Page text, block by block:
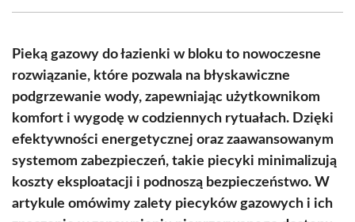
(Twitter)
Pieką gazowy do łazienki w bloku to nowoczesne
rozwiązanie, które pozwala na błyskawiczne
podgrzewanie wody, zapewniając użytkownikom
komfort i wygodę w codziennych rytuałach. Dzięki
efektywności energetycznej oraz zaawansowanym
systemom zabezpieczeń, takie piecyki minimalizują
koszty eksploatacji i podnoszą bezpieczeństwo. W
artykule omówimy zalety piecyków gazowych i ich